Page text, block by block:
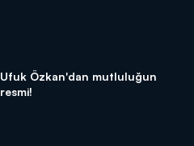
Ufuk Özkan'dan mutluluğun
resmi!